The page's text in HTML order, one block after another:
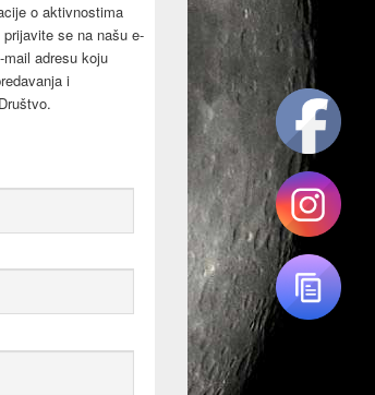
o aktivnostima
se na našu e-
adresu koju
i